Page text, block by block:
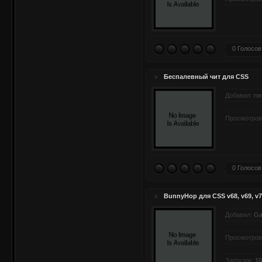
0 Голосов
Беспалевный чит для CSS
Добавил:
0 Голосов
BunnyHop для CSS v68, v69,
Добавил:
Загрузок: